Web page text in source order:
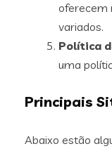
oferecem
variados.
Política
uma
Principais
Abaixo estão